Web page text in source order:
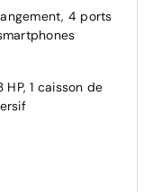
4 ports
1 caisson de